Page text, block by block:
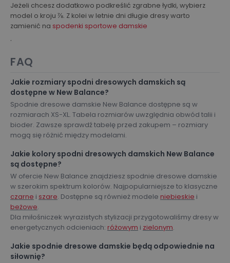
Jeżeli chcesz dodatkowo podkreślić zgrabne łydki, wybierz
model o kroju ⅞. Z kolei w letnie dni długie dresy warto
zamienić na spodenki sportowe damskie
.
FAQ
Jakie rozmiary spodni dresowych damskich są
dostępne w New Balance?
Spodnie dresowe damskie New Balance dostępne są w
rozmiarach XS-XL. Tabela rozmiarów uwzględnia obwód talii i
bioder. Zawsze sprawdź tabelę przed zakupem – rozmiary
mogą się różnić między modelami.
Jakie kolory spodni dresowych damskich New Balance
są dostępne?
W ofercie New Balance znajdziesz spodnie dresowe damskie
w szerokim spektrum kolorów. Najpopularniejsze to klasyczne
czarne i szare. Dostępne są również modele niebieskie i
beżowe.
Dla miłośniczek wyrazistych stylizacji przygotowaliśmy dresy w
energetycznych odcieniach: różowym i zielonym.
Jakie spodnie dresowe damskie będą odpowiednie na
siłownię?